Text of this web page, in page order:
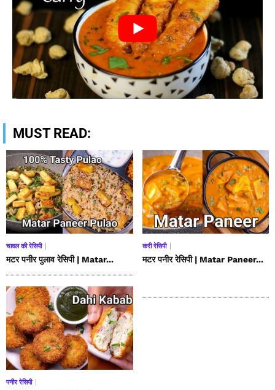
MUST READ:
चावल की रेसिपी
मटर पनीर पुलाव रेसिपी | Matar...
करी रेसिपी
मटर पनीर रेसिपी | Matar Paneer...
पनीर रेसिपी